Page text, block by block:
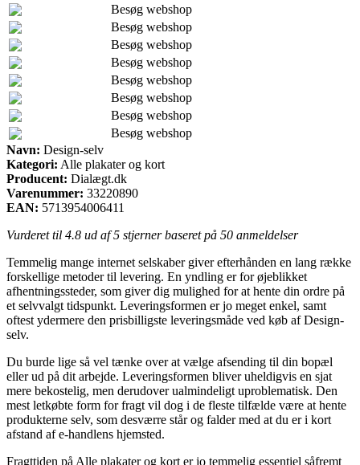
Besøg webshop
Besøg webshop
Besøg webshop
Besøg webshop
Besøg webshop
Besøg webshop
Besøg webshop
Besøg webshop
Navn: Design-selv
Kategori: Alle plakater og kort
Producent: Dialægt.dk
Varenummer: 33220890
EAN: 5713954006411
Vurderet til 4.8 ud af 5 stjerner baseret på 50 anmeldelser
Temmelig mange internet selskaber giver efterhånden en lang række
forskellige metoder til levering. En yndling er for øjeblikket
afhentningssteder, som giver dig mulighed for at hente din ordre på
et selvvalgt tidspunkt. Leveringsformen er jo meget enkel, samt
oftest ydermere den prisbilligste leveringsmåde ved køb af Design-
selv.
Du burde lige så vel tænke over at vælge afsending til din bopæl
eller ud på dit arbejde. Leveringsformen bliver uheldigvis en sjat
mere bekostelig, men derudover ualmindeligt uproblematisk. Den
mest letkøbte form for fragt vil dog i de fleste tilfælde være at hente
produkterne selv, som desværre står og falder med at du er i kort
afstand af e-handlens hjemsted.
Fragttiden på Alle plakater og kort er jo temmelig essentiel såfremt